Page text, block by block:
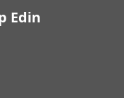
Edin